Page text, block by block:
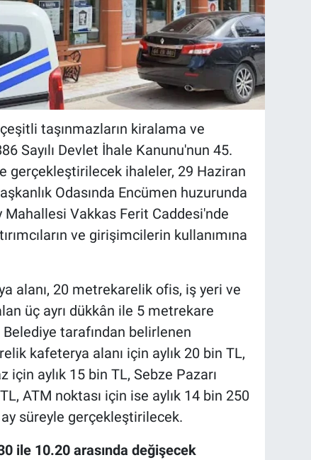
taşınmazların kiralama ve
Sayılı Devlet İhale Kanunu'nun 45.
gerçekleştirilecek ihaleler, 29 Haziran
Odasında Encümen huzurunda
Mahallesi Vakkas Ferit Caddesi'nde
ve girişimcilerin kullanımına
alanı, 20 metrekarelik ofis, iş yeri ve
üç ayrı dükkân ile 5 metrekare
tarafından belirlenen
kafeterya alanı için aylık 20 bin TL,
aylık 15 bin TL, Sebze Pazarı
ATM noktası için ise aylık 14 bin 250
süreyle gerçekleştirilecek.
ile 10.20 arasında değişecek